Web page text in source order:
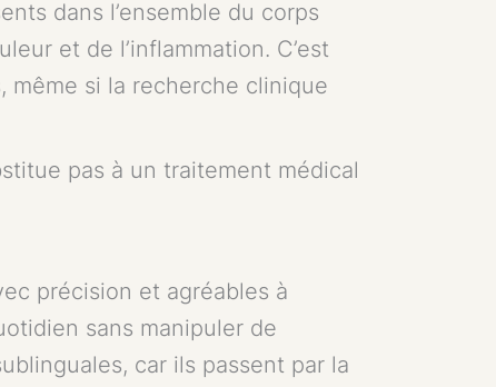
dans l’ensemble du corps
et de l’inflammation. C’est
même si la recherche clinique
pas à un traitement médical
précision et agréables à
sans manipuler de
car ils passent par la